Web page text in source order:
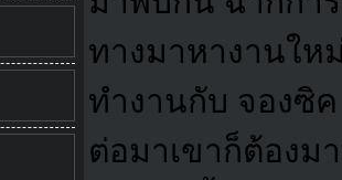
ทางมาหางานให
ทำงานกับ จองซิค
ต่อมาเขาก็ต้อง